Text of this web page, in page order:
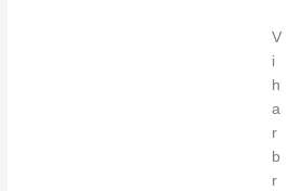
V
i
h
a
r
b
r